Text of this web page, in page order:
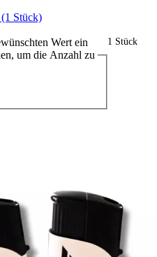
Stück)
1 Stück
Wert ein
um die Anzahl zu